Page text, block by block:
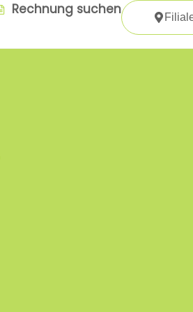
Rechnung suchen